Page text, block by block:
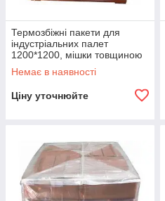
Термозбіжні пакети для
індустріальних палет
1200*1200, мішки товщиною
100 мкм
Немає в наявності
Ціну уточнюйте